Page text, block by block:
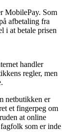
MobilePay. Som
afbetaling fra
i at betale prisen
handler
regler, men
netbutikken er
et fingerpeg om
at online
som er inde